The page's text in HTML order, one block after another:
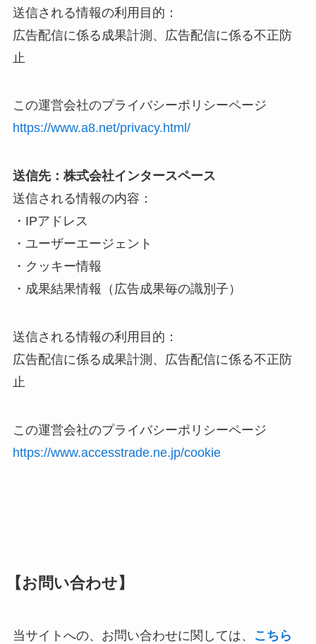
送信される情報の利用目的：
広告配信に係る成果計測、広告配信に係る不正防
止
この運営会社のプライバシーポリシーページ
https://www.a8.net/privacy.html/
送信先：株式会社インタースペース
送信される情報の内容：
・IPアドレス
・ユーザーエージェント
・クッキー情報
・成果結果情報（広告成果毎の識別子）
送信される情報の利用目的：
広告配信に係る成果計測、広告配信に係る不正防
止
この運営会社のプライバシーポリシーページ
https://www.accesstrade.ne.jp/cookie
【お問い合わせ】
当サイトへの、お問い合わせに関しては、 こちら